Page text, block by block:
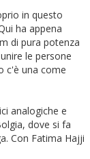
in questo
ha appena
di pura potenza
le persone
c'è una come
analogiche e
dove si fa
Con Fatima Hajji